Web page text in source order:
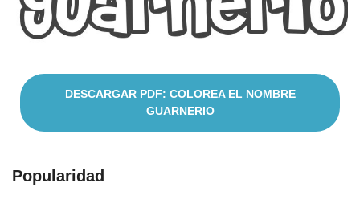
DESCARGAR PDF: COLOREA EL NOMBRE
GUARNERIO
Popularidad